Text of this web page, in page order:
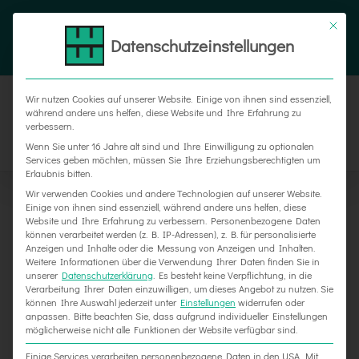
Zum
FacebookInstagram
Xing
3 Ideen, wie Sie Ihr Büro/Ihre Wohnung
verschönern
Datenschutzeinstellungen
Wir nutzen Cookies auf unserer Website. Einige von ihnen sind essenziell,
während andere uns helfen, diese Website und Ihre Erfahrung zu
verbessern.
Wenn Sie unter 16 Jahre alt sind und Ihre Einwilligung zu optionalen
Services geben möchten, müssen Sie Ihre Erziehungsberechtigten um
Erlaubnis bitten.
Wir verwenden Cookies und andere Technologien auf unserer Website.
Einige von ihnen sind essenziell, während andere uns helfen, diese
Website und Ihre Erfahrung zu verbessern. Personenbezogene Daten
können verarbeitet werden (z. B. IP-Adressen), z. B. für personalisierte
Anzeigen und Inhalte oder die Messung von Anzeigen und Inhalten.
Weitere Informationen über die Verwendung Ihrer Daten finden Sie in
unserer Datenschutzerklärung Es besteht keine Verpflichtung, in die
Verarbeitung Ihrer Daten einzuwilligen, um dieses Angebot zu nutzen. Sie
können Ihre Auswahl jederzeit unter Einstellungen widerrufen oder
anpassen. Bitte beachten Sie, dass aufgrund individueller Einstellungen
möglicherweise nicht alle Funktionen der Website verfügbar sind.
Einige Services verarbeiten personenbezogene Daten in den USA. Mit